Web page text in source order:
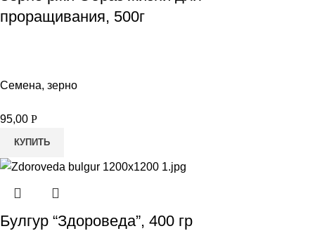
проращивания, 500г
Семена, зерно
95,00 Р
КУПИТЬ
Булгур “Здороведа”, 400 гр